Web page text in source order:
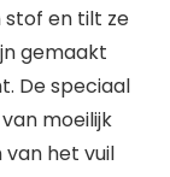
stof en tilt ze
gemaakt
De speciaal
moeilijk
het vuil